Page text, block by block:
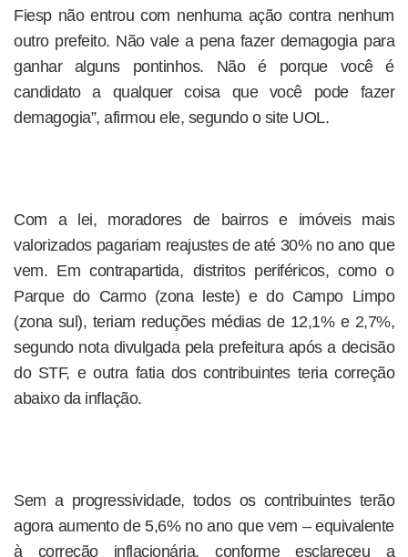
Fiesp não entrou com nenhuma ação contra nenhum
outro prefeito. Não vale a pena fazer demagogia para
ganhar alguns pontinhos. Não é porque você é
candidato a qualquer coisa que você pode fazer
demagogia”, afirmou ele, segundo o site UOL.
Com a lei, moradores de bairros e imóveis mais
valorizados pagariam reajustes de até 30% no ano que
vem. Em contrapartida, distritos periféricos, como o
Parque do Carmo (zona leste) e do Campo Limpo
(zona sul), teriam reduções médias de 12,1% e 2,7%,
segundo nota divulgada pela prefeitura após a decisão
do STF, e outra fatia dos contribuintes teria correção
abaixo da inflação.
Sem a progressividade, todos os contribuintes terão
agora aumento de 5,6% no ano que vem – equivalente
à correção inflacionária, conforme esclareceu a